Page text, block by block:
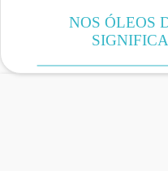
NOS ÓLEOS